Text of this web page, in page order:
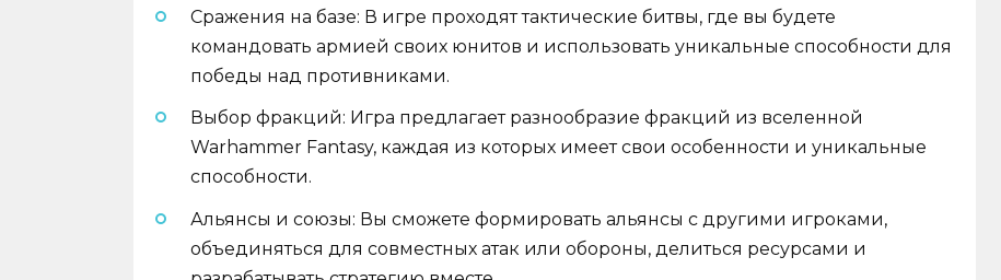
Сражения на базе: В игре проходят тактические битвы, где вы будете
командовать армией своих юнитов и использовать уникальные способности для
победы над противниками.
Выбор фракций: Игра предлагает разнообразие фракций из вселенной
Warhammer Fantasy, каждая из которых имеет свои особенности и уникальные
способности.
Альянсы и союзы: Вы сможете формировать альянсы с другими игроками,
объединяться для совместных атак или обороны, делиться ресурсами и